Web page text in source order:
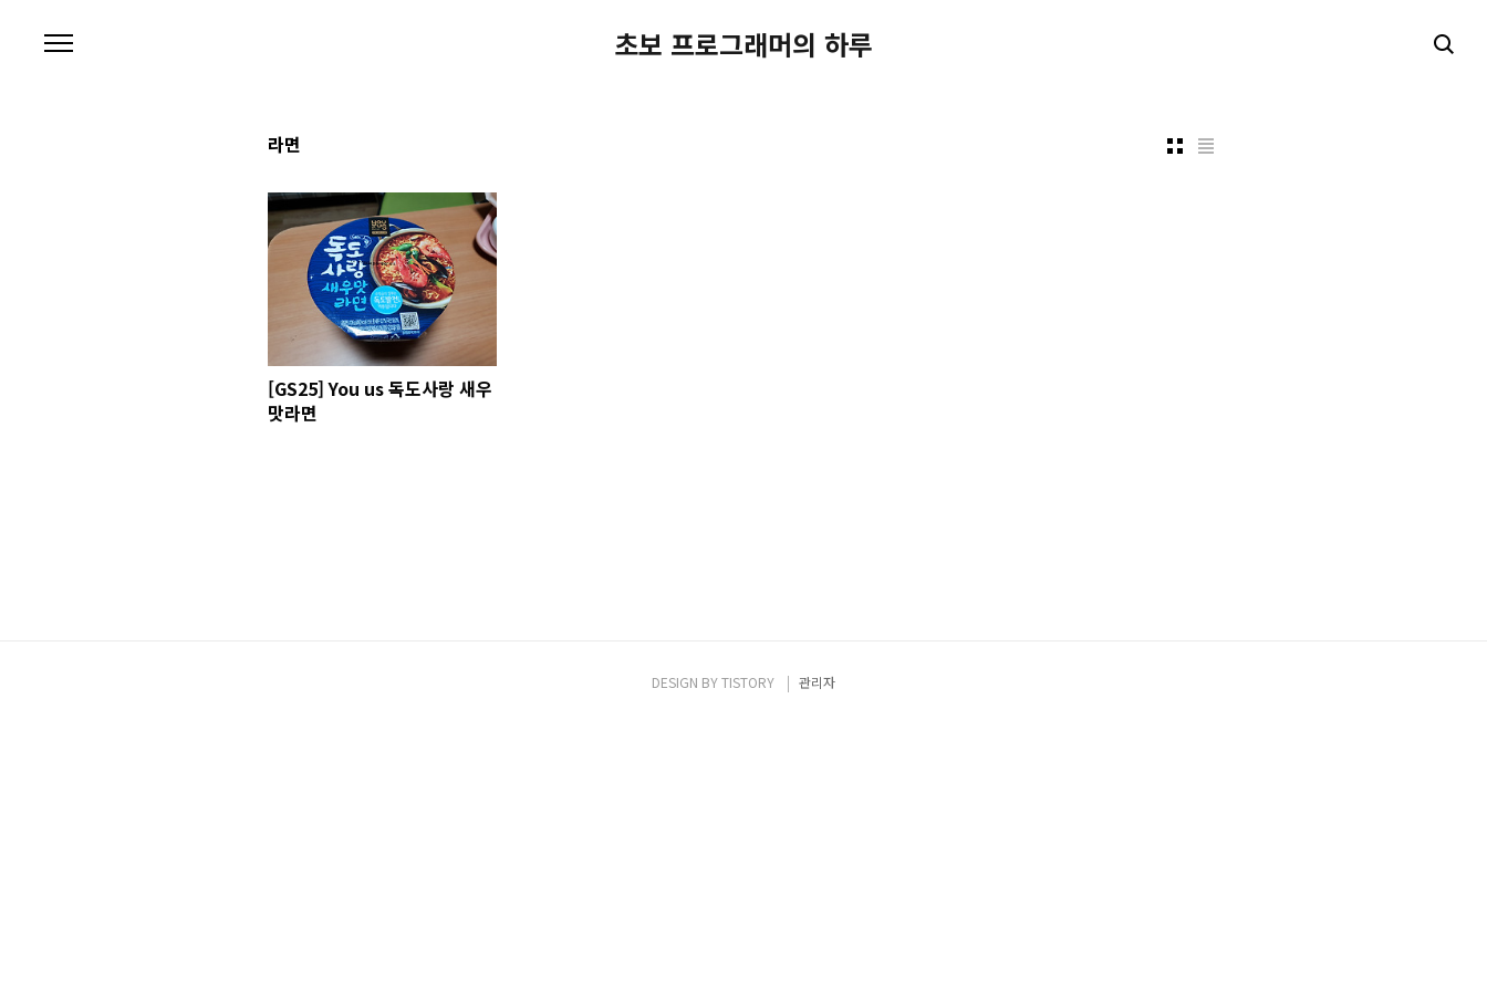
초보 프로그래머의 하루
라면
[GS25] You us 독도사랑 새우
맛라면
DESIGN BYTISTORY 관리자